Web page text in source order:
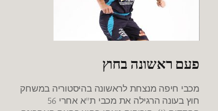
פעם ראשונה בחוץ
מכבי חיפה מנצחת לראשונה בהיסטוריה במשחק
חוץ בעונה הרגילה את מכבי ת"א אחרי 56